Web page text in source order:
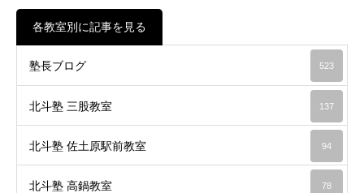
各教室別に記事を見る
塾長ブログ 523
北斗塾 三股教室 137
北斗塾 佐土原駅前教室 94
北斗塾 高鍋教室 78